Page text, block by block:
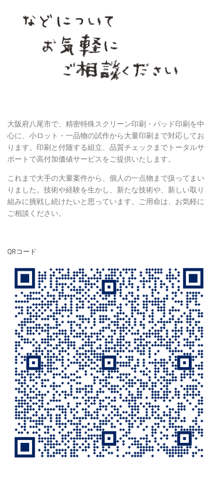
大阪府八尾市で、精密特殊スクリーン印刷・パッド印刷を中
心に、小ロット・一品物の試作から大量印刷まで対応してお
ります。印刷と付随する組立、品質チェックまでトータルサ
ポートで高付加価値サービスをご提供いたします。
これまで大手の大量案件から、個人の一点物まで扱ってまい
りました。技術や経験を生かし、新たな技術や、新しい取り
組みに挑戦し続けたいと思っています。ご用命は、お気軽に
ご相談ください。
QRコード